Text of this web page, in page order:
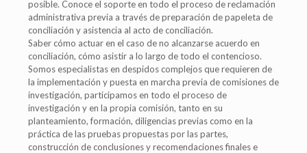
posible. Conoce el soporte en todo el proceso de reclamación
administrativa previa a través de preparación de papeleta de
conciliación y asistencia al acto de conciliación.
Saber cómo actuar en el caso de no alcanzarse acuerdo en
conciliación, cómo asistir a lo largo de todo el contencioso.
Somos especialistas en despidos complejos que requieren de
la implementación y puesta en marcha previa de comisiones de
investigación, participamos en todo el proceso de
investigación y en la propia comisión, tanto en su
planteamiento, formación, diligencias previas como en la
práctica de las pruebas propuestas por las partes,
construcción de conclusiones y recomendaciones finales e